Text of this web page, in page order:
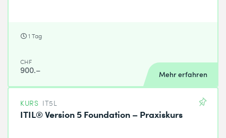
1 Tag
CHF
900.– Mehr erfahren
KURS IT5L
ITIL® Version 5 Foundation – Praxiskurs